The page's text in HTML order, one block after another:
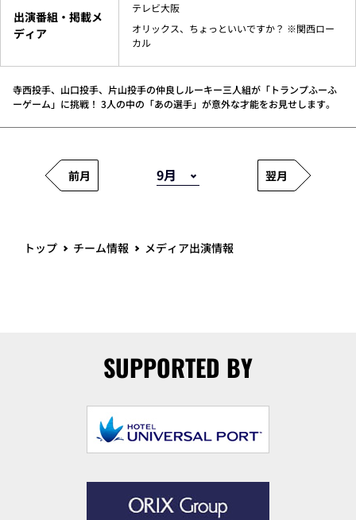
出演番組・掲載メ
ディア
テレビ大阪
オリックス、ちょっといいですか？ ※関西ロー
カル
寺西投手、山口投手、片山投手の仲良しルーキー三人組が「トランプふーふ
ーゲーム」に挑戦！ 3人の中の「あの選手」が意外な才能をお見せします。
前月 翌月
トップ チーム情報 メディア出演情報
SUPPORTED BY